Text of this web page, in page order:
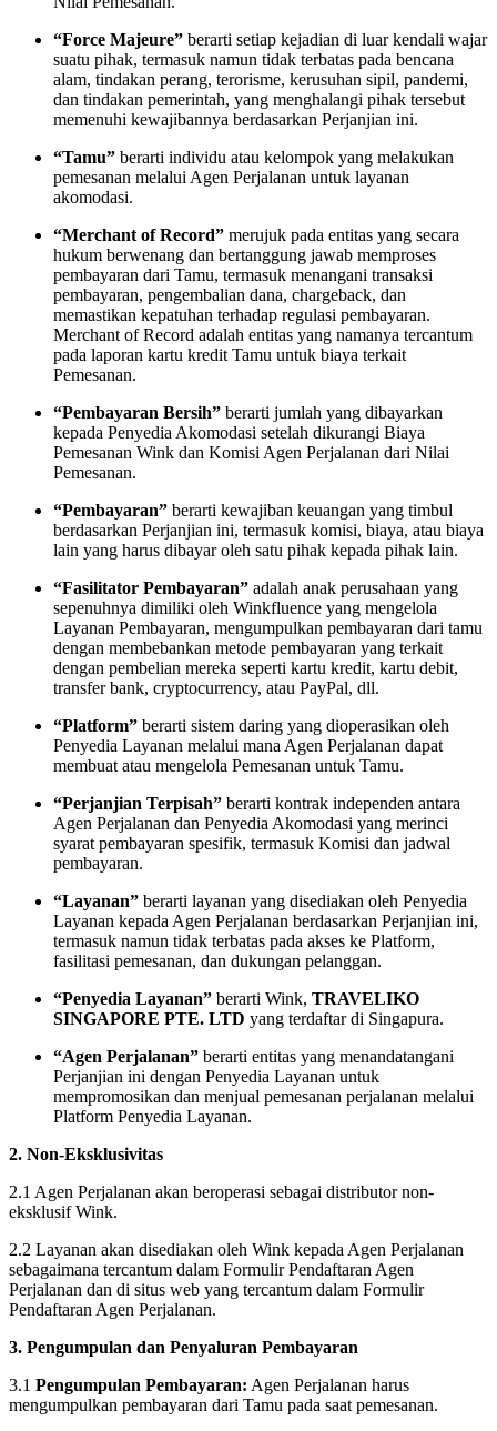
“Force Majeure” berarti setiap kejadian di luar kendali wajar
suatu pihak, termasuk namun tidak terbatas pada bencana
alam, tindakan perang, terorisme, kerusuhan sipil, pandemi,
dan tindakan pemerintah, yang menghalangi pihak tersebut
memenuhi kewajibannya berdasarkan Perjanjian ini.
“Tamu” berarti individu atau kelompok yang melakukan
pemesanan melalui Agen Perjalanan untuk layanan
akomodasi.
“Merchant of Record” merujuk pada entitas yang secara
hukum berwenang dan bertanggung jawab memproses
pembayaran dari Tamu, termasuk menangani transaksi
pembayaran, pengembalian dana, chargeback, dan
memastikan kepatuhan terhadap regulasi pembayaran.
Merchant of Record adalah entitas yang namanya tercantum
pada laporan kartu kredit Tamu untuk biaya terkait
Pemesanan.
“Pembayaran Bersih” berarti jumlah yang dibayarkan
kepada Penyedia Akomodasi setelah dikurangi Biaya
Pemesanan Wink dan Komisi Agen Perjalanan dari Nilai
Pemesanan.
“Pembayaran” berarti kewajiban keuangan yang timbul
berdasarkan Perjanjian ini, termasuk komisi, biaya, atau biaya
lain yang harus dibayar oleh satu pihak kepada pihak lain.
“Fasilitator Pembayaran” adalah anak perusahaan yang
sepenuhnya dimiliki oleh Winkfluence yang mengelola
Layanan Pembayaran, mengumpulkan pembayaran dari tamu
dengan membebankan metode pembayaran yang terkait
dengan pembelian mereka seperti kartu kredit, kartu debit,
transfer bank, cryptocurrency, atau PayPal, dll.
“Platform” berarti sistem daring yang dioperasikan oleh
Penyedia Layanan melalui mana Agen Perjalanan dapat
membuat atau mengelola Pemesanan untuk Tamu.
“Perjanjian Terpisah” berarti kontrak independen antara
Agen Perjalanan dan Penyedia Akomodasi yang merinci
syarat pembayaran spesifik, termasuk Komisi dan jadwal
pembayaran.
“Layanan” berarti layanan yang disediakan oleh Penyedia
Layanan kepada Agen Perjalanan berdasarkan Perjanjian ini,
termasuk namun tidak terbatas pada akses ke Platform,
fasilitasi pemesanan, dan dukungan pelanggan.
“Penyedia Layanan” berarti Wink, TRAVELIKO
SINGAPORE PTE. LTD yang terdaftar di Singapura.
“Agen Perjalanan” berarti entitas yang menandatangani
Perjanjian ini dengan Penyedia Layanan untuk
mempromosikan dan menjual pemesanan perjalanan melalui
Platform Penyedia Layanan.
2. Non-Eksklusivitas
2.1 Agen Perjalanan akan beroperasi sebagai distributor non-
eksklusif Wink.
2.2 Layanan akan disediakan oleh Wink kepada Agen Perjalanan
sebagaimana tercantum dalam Formulir Pendaftaran Agen
Perjalanan dan di situs web yang tercantum dalam Formulir
Pendaftaran Agen Perjalanan.
3. Pengumpulan dan Penyaluran Pembayaran
3.1 Pengumpulan Pembayaran: Agen Perjalanan harus
mengumpulkan pembayaran dari Tamu pada saat pemesanan.